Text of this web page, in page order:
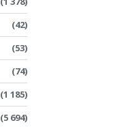
(42)
(53)
(74)
(1 185)
(5 694)